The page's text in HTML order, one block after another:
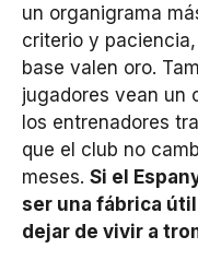
un organigrama
criterio y
base valen oro.
jugadores vean un
los entrenadores
que el club no
meses. Si el
ser una fábrica
dejar de vivir a